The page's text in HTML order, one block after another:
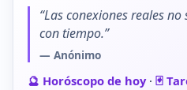
“Las conexiones reales
con tiempo.”
— Anónimo
🔮 Horóscopo de hoy· 🃏